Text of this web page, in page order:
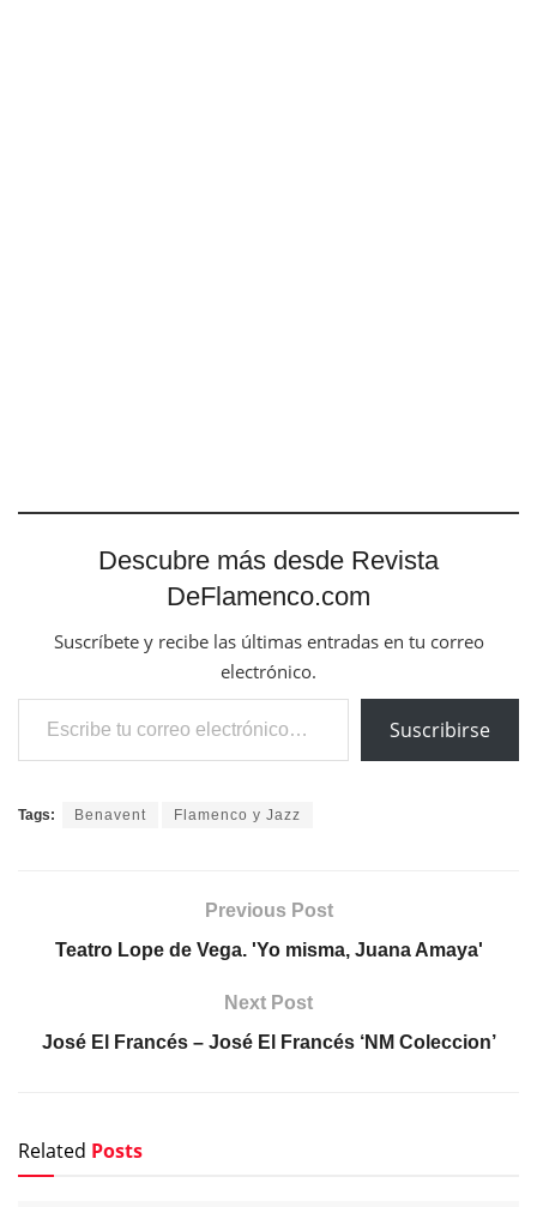
Descubre más desde Revista
DeFlamenco.com
Suscríbete y recibe las últimas entradas en tu correo
electrónico.
Escribe tu correo electrónico…
Suscribirse
Tags: Benavent Flamenco y Jazz
Previous Post
Teatro Lope de Vega. 'Yo misma, Juana Amaya'
Next Post
José El Francés – José El Francés ‘NM Coleccion’
Related Posts